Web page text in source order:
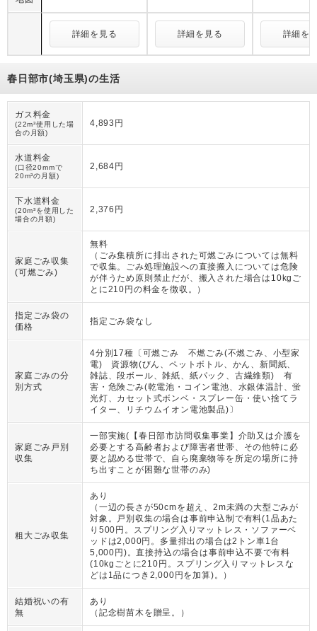
詳細を見る 詳細を見る 詳細を
春日部市(埼玉県)の生活
ガス料金
(22m³使用した場
合の月額)
4,893円
水道料金
(口径20mmで
20m³の月額)
2,684円
下水道料金
(20m³を使用した
場合の月額)
2,376円
家庭ごみ収集
(可燃ごみ)
無料
（ ごみ集積所に排出された可燃ごみについては無料
で収集。ごみ処理施設への直接搬入については危険
が伴うため原則禁止だが、搬入された場合は10kgご
とに210円の料金を徴収。
）
指定ごみ袋の
価格
指定ごみ袋なし
家庭ごみの分
別方式
4分別17種〔可燃ごみ 不燃ごみ(不燃ごみ、小型家
電) 資源物(びん、ペットボトル、かん、新聞紙、
雑誌、段ボール、雑紙、紙パック、古繊維類) 有
害・危険ごみ(乾電池・コイン電池、水銀体温計、蛍
光灯、カセット式ボンベ・スプレー缶・使い捨てラ
イター、リチウムイオン電池製品)〕
家庭ごみ戸別
収集
一部実施(【春日部市訪問収集事業】介助又は介護を
必要とする高齢者および障害者世帯、その他特に必
要と認める世帯で、自ら廃棄物等を所定の場所に持
ち出すことが困難な世帯のみ)
粗大ごみ収集
あり
（ 一辺の長さが50cmを超え、2m未満の大型ごみが
対象。戸別収集の場合は事前申込制で有料(1品あた
り500円。スプリング入りマットレス・ソファーベ
ッドは2,000円。多量排出の場合は2トン車1台
5,000円)。直接持込の場合は事前申込不要で有料
(10kgごとに210円。スプリング入りマットレスな
どは1品につき2,000円を加算)。
）
結婚祝いの有
無
あり
（ 記念樹苗木を贈呈。 ）